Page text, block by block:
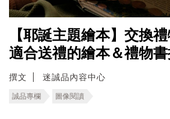
【耶誕主題繪本】交換
適合送禮的繪本＆禮物書
撰文 迷誠品內容中心
誠品專欄 圖像閱讀